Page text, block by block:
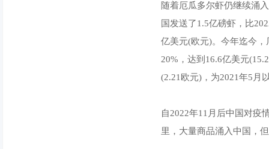
随着厄瓜多尔虾仍继续涌
国发送了1.5亿磅虾，比
亿美元(欧元)。今年迄今
20%，达到16.6亿美元
(2.21欧元)，为2021年5月
自2022年11月后中国对疫
里，大量商品涌入中国，